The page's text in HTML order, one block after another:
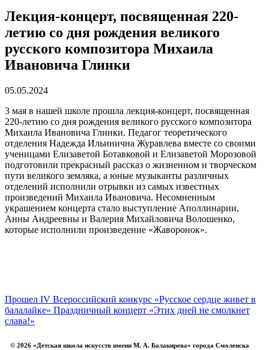
Лекция-концерт, посвященная 220-
летию со дня рождения великого
русского композитора Михаила
Ивановича Глинки
05.05.2024
3 мая в нашей школе прошла лекция-концерт, посвященная
220-летию со дня рождения великого русского композитора
Михаила Ивановича Глинки. Педагог теоретического
отделения Надежда Ильинична Журавлева вместе со своими
ученицами Елизаветой Ботавковой и Елизаветой Морозовой
подготовили прекрасный рассказ о жизненном и творческом
пути великого земляка, а юные музыканты различных
отделений исполнили отрывки из самых известных
произведений Михаила Ивановича. Несомненным
украшением концерта стало выступление Аполлинарии,
Анны Андреевны и Валерия Михайловича Волошенко,
которые исполнили произведение «Жаворонок».
Прошел IV Всероссийский конкурс «Русское сердце живет в
балалайке» Праздничный концерт «Этих дней не смолкнет
слава!»
© 2026 «Детская школа искусств имени М. А. Балакирева» города Смоленска